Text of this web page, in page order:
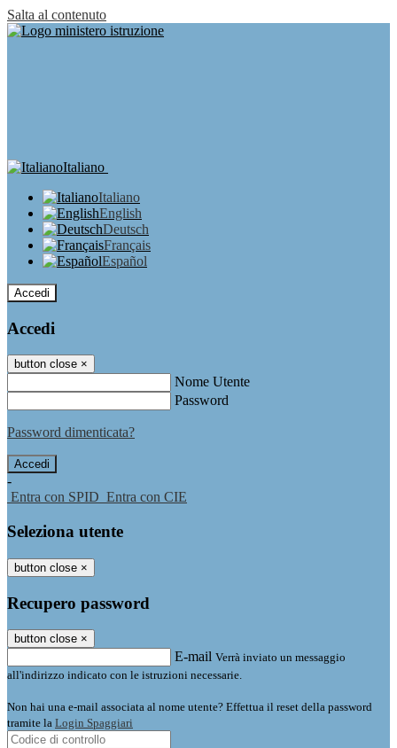
Salta al contenuto
Italiano
Italiano
English
Deutsch
Français
Español
Accedi
Accedi
button close ×
Nome Utente
Password
Password dimenticata?
-
Entra con SPID Entra con CIE
Seleziona utente
button close ×
Recupero password
button close ×
E-mail Verrà inviato un messaggio
all'indirizzo indicato con le istruzioni necessarie.
Non hai una e-mail associata al nome utente? Effettua il reset della password
tramite la Login Spaggiari